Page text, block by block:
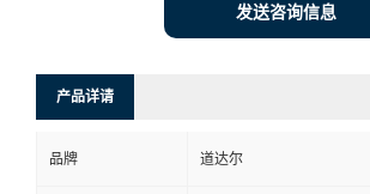
发送咨询信息
产品详请
品牌 道达尔